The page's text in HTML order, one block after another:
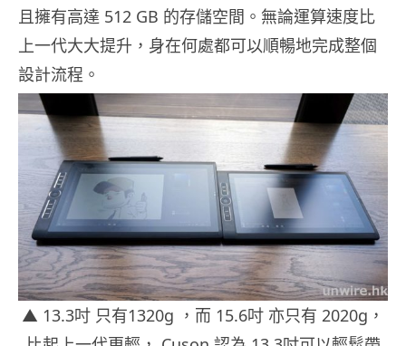
且擁有高達 512 GB 的存儲空間。無論運算速度比
上一代大大提升，身在何處都可以順暢地完成整個
設計流程。
▲ 13.3吋 只有1320g ，而 15.6吋 亦只有 2020g，